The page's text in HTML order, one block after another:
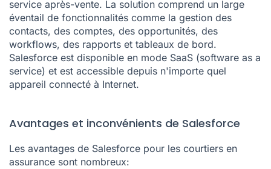
service après-vente. La solution comprend un large
éventail de fonctionnalités comme la gestion des
contacts, des comptes, des opportunités, des
workflows, des rapports et tableaux de bord.
Salesforce est disponible en mode SaaS (software as a
service) et est accessible depuis n'importe quel
appareil connecté à Internet.
Avantages et inconvénients de Salesforce
Les avantages de Salesforce pour les courtiers en
assurance sont nombreux: